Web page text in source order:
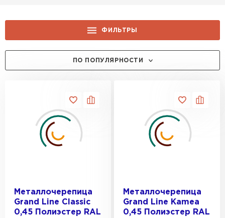
ФИЛЬТРЫ
0.45
ПРОИЗВОДИТЕЛЬ:
Grand Line
20
23
ТЕКСТУРА ПОВЕРХНОСТИ:
ПО ПОПУЛЯРНОСТИ
Металлочерепица
Grand Line Classic
0,45 Полиэстер RAL
Металлочерепица
Grand Line Kamea
0,45 Полиэстер RAL
ВСЕ ПРОИЗВОДИТЕЛИ